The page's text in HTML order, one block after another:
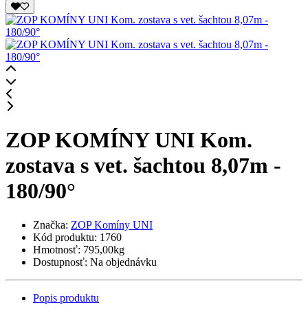
ZOP KOMÍNY UNI Kom.
zostava s vet. šachtou 8,07m -
180/90°
Značka: ZOP Komíny UNI
Kód produktu: 1760
Hmotnosť: 795,00kg
Dostupnosť: Na objednávku
Popis produktu